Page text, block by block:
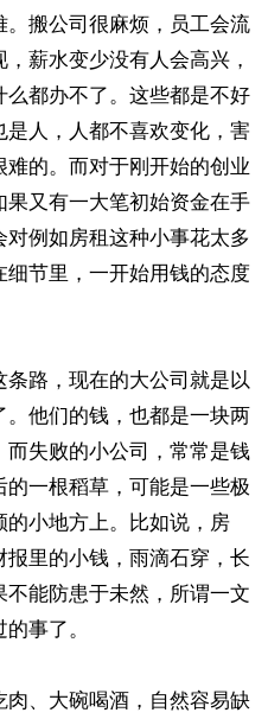
搬公司很麻烦，员工会流
薪水变少没有人会高兴，
么都办不了。这些都是不好
人，人都不喜欢变化，害
的。而对于刚开始的创业
又有一大笔初始资金在手
例如房租这种小事花太多
节里，一开始用钱的态度
路，现在的大公司就是以
他们的钱，也都是一块两
失败的小公司，常常是钱
一根稻草，可能是一些极
小地方上。比如说，房
里的小钱，雨滴石穿，长
能防患于未然，所谓一文
事了。
、大碗喝酒，自然容易缺